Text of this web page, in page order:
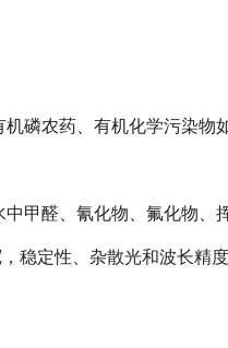
磷农药、有机化学污染物
甲醛、氰化物、氟化物、
，稳定性、杂散光和波长